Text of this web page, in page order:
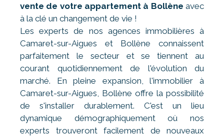
vente de votre appartement à Bollène avec
à la clé un changement de vie !
Les experts de nos agences immobilières à
Camaret-sur-Aigues et Bollène connaissent
parfaitement le secteur et se tiennent au
courant quotidiennement de l'évolution du
marché. En pleine expansion, l'immobilier à
Camaret-sur-Aigues, Bollène offre la possibilité
de s'installer durablement. C'est un lieu
dynamique démographiquement où nos
experts trouveront facilement de nouveaux